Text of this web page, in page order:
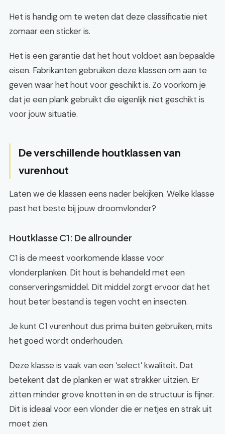
Het is handig om te weten dat deze classificatie niet
zomaar een sticker is.
Het is een garantie dat het hout voldoet aan bepaalde
eisen. Fabrikanten gebruiken deze klassen om aan te
geven waar het hout voor geschikt is. Zo voorkom je
dat je een plank gebruikt die eigenlijk niet geschikt is
voor jouw situatie.
De verschillende houtklassen van
vurenhout
Laten we de klassen eens nader bekijken. Welke klasse
past het beste bij jouw droomvlonder?
Houtklasse C1: De allrounder
C1 is de meest voorkomende klasse voor
vlonderplanken. Dit hout is behandeld met een
conserveringsmiddel. Dit middel zorgt ervoor dat het
hout beter bestand is tegen vocht en insecten.
Je kunt C1 vurenhout dus prima buiten gebruiken, mits
het goed wordt onderhouden.
Deze klasse is vaak van een ‘select’ kwaliteit. Dat
betekent dat de planken er wat strakker uitzien. Er
zitten minder grove knotten in en de structuur is fijner.
Dit is ideaal voor een vlonder die er netjes en strak uit
moet zien.